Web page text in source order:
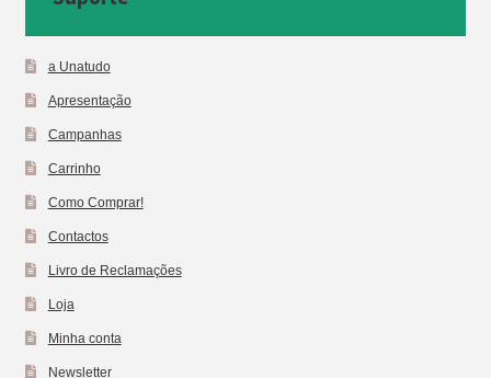
a Unatudo
Apresentação
Campanhas
Carrinho
Como Comprar!
Contactos
Livro de Reclamações
Loja
Minha conta
Newsletter